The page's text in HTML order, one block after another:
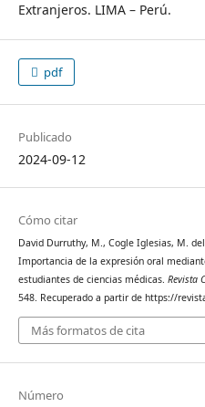
Extranjeros. LIMA – Perú.
pdf
Publicado
2024-09-12
Cómo citar
David Durruthy, M., Cogle Iglesias, M.
Importancia de la expresión oral
estudiantes de ciencias médicas. Revista
548. Recuperado a partir de https://
Más formatos de cita
Número